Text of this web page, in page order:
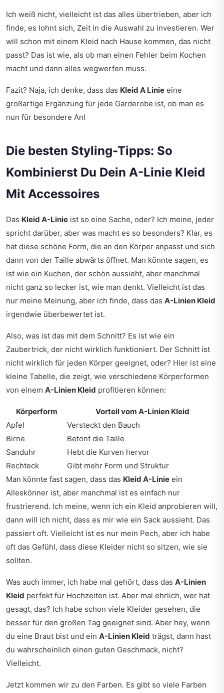
Ich weiß nicht, vielleicht ist das alles übertrieben, aber ich
finde, es lohnt sich, Zeit in die Auswahl zu investieren. Wer
will schon mit einem Kleid nach Hause kommen, das nicht
passt? Das ist wie, als ob man einen Fehler beim Kochen
macht und dann alles wegwerfen muss.
Fazit? Naja, ich denke, dass das Kleid A Linie eine
großartige Ergänzung für jede Garderobe ist, ob man es
nun für besondere Anl
Die besten Styling-Tipps: So
Kombinierst Du Dein A-Linie Kleid
Mit Accessoires
Das Kleid A-Linie ist so eine Sache, oder? Ich meine, jeder
spricht darüber, aber was macht es so besonders? Klar, es
hat diese schöne Form, die an den Körper anpasst und sich
dann von der Taille abwärts öffnet. Man könnte sagen, es
ist wie ein Kuchen, der schön aussieht, aber manchmal
nicht ganz so lecker ist, wie man denkt. Vielleicht ist das
nur meine Meinung, aber ich finde, dass das A-Linien Kleid
irgendwie überbewertet ist.
Also, was ist das mit dem Schnitt? Es ist wie ein
Zaubertrick, der nicht wirklich funktioniert. Der Schnitt ist
nicht wirklich für jeden Körper geeignet, oder? Hier ist eine
kleine Tabelle, die zeigt, wie verschiedene Körperformen
von einem A-Linien Kleid profitieren können:
Körperform
Vorteil vom A-Linien Kleid
Apfel
Versteckt den Bauch
Birne
Betont die Taille
Sanduhr
Hebt die Kurven hervor
Rechteck
Gibt mehr Form und Struktur
Man könnte fast sagen, dass das Kleid A-Linie ein
Alleskönner ist, aber manchmal ist es einfach nur
frustrierend. Ich meine, wenn ich ein Kleid anprobieren will,
dann will ich nicht, dass es mir wie ein Sack aussieht. Das
passiert oft. Vielleicht ist es nur mein Pech, aber ich habe
oft das Gefühl, dass diese Kleider nicht so sitzen, wie sie
sollten.
Was auch immer, ich habe mal gehört, dass das A-Linien
Kleid perfekt für Hochzeiten ist. Aber mal ehrlich, wer hat
gesagt, das? Ich habe schon viele Kleider gesehen, die
besser für den großen Tag geeignet sind. Aber hey, wenn
du eine Braut bist und ein A-Linien Kleid trägst, dann hast
du wahrscheinlich einen guten Geschmack, nicht?
Vielleicht.
Jetzt kommen wir zu den Farben. Es gibt so viele Farben